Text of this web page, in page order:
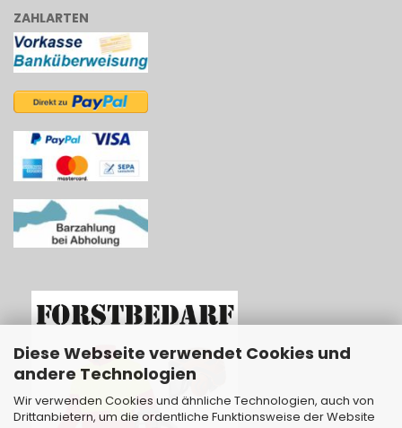
Diese Webseite verwendet Cookies und
andere Technologien
Wir verwenden Cookies und ähnliche Technologien, auch von
Drittanbietern, um die ordentliche Funktionsweise der Website
ZAHLARTEN